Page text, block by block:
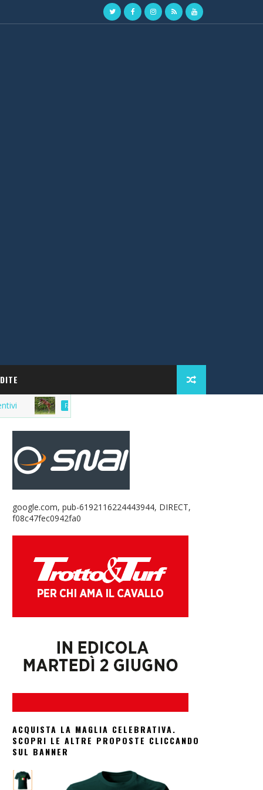
FATTRICI Market del purosangue, la lista delle fattrici in
google.com, pub-6192116224443944, DIRECT,
f08c47fec0942fa0
ACQUISTA LA MAGLIA CELEBRATIVA.
SCOPRI LE ALTRE PROPOSTE CLICCANDO
SUL BANNER